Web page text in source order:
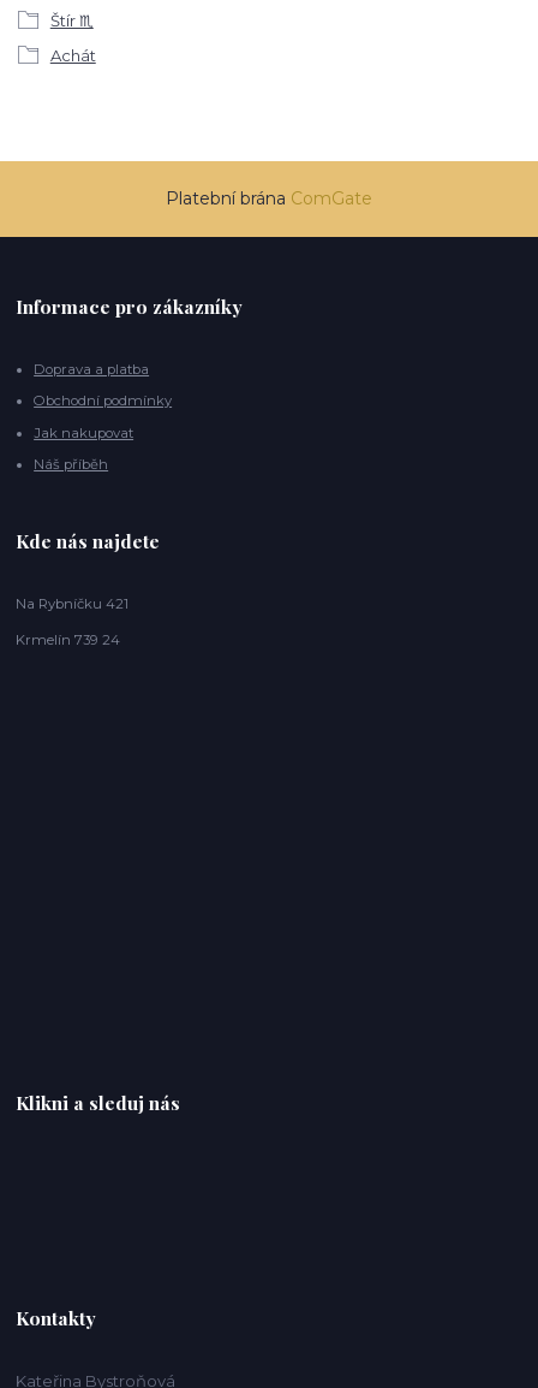
Štír ♏
Achát
Platební brána ComGate
Informace pro zákazníky
Doprava a platba
Obchodní podmínky
Jak nakupovat
Náš příběh
Kde nás najdete
Na Rybníčku 421
Krmelín 739 24
Klikni a sleduj nás
Kontakty
Kateřina Bystroňová